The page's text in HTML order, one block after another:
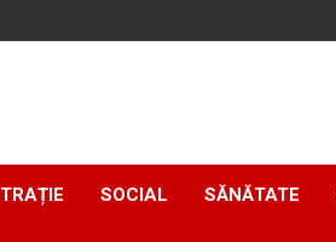
SOCIAL SĂNĂTATE